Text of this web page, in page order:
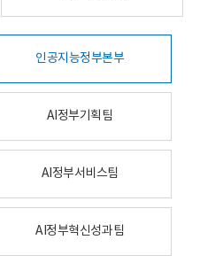
인공지능정부본부
AI정부기획팀
AI정부서비스팀
AI정부혁신성과팀